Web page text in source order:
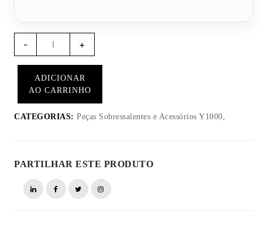
-
Quantidade
Y1023
Cabo
(12V)
+
ADICIONAR
AO CARRINHO
CATEGORIAS: Peças Sobressalentes e Acessórios Y1000,
PARTILHAR ESTE PRODUTO